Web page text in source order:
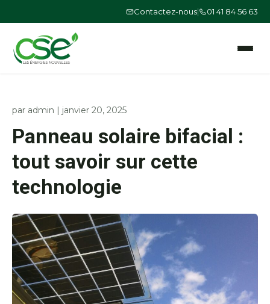
Contactez-nous| 01 41 84 56 63
Ouvrir le
par admin | janvier 20, 2025
Panneau solaire bifacial :
tout savoir sur cette
technologie